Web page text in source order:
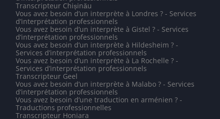
Transcripteur Chișinău
Vous avez besoin d’un interprète à Londres ? - Services
d’interprétation professionnels
Vous avez besoin d’un interprète à Gistel ? - Services
d’interprétation professionnels
Vous avez besoin d’un interprète à Hildesheim ? -
Services d’interprétation professionnels
Vous avez besoin d’un interprète à La Rochelle ? -
Services d’interprétation professionnels
Transcripteur Geel
Vous avez besoin d’un interprète à Malabo ? - Services
d’interprétation professionnels
Vous avez besoin d’une traduction en arménien ? -
Traductions professionnelles
Transcripteur Honiara